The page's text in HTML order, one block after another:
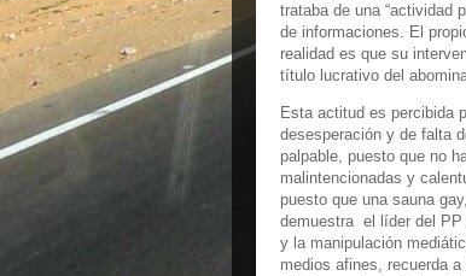
trataba de una “actividad
de informaciones. El
realidad es que su
título lucrativo del
Esta actitud es percibida
desesperación y de falta
palpable, puesto que no
malintencionadas y
puesto que una sauna
demuestra el líder del PP
y la manipulación
medios afines, recuerda